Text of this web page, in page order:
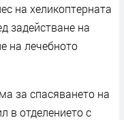
на хеликоптерната
задействане на
на лечебното
за спасяването на
в отделението с